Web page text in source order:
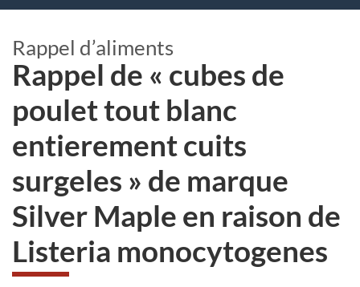
Rappel d’aliments
Rappel de « cubes de
poulet tout blanc
entierement cuits
surgeles » de marque
Silver Maple en raison de
Listeria monocytogenes